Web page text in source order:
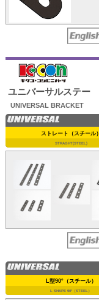
ユニバーサルステー
UNIVERSAL BRACKET
ストレート（スチール）
STRAGHT(STEEL)
L型90°（スチール）
L SHAPE 90°（STEEL）